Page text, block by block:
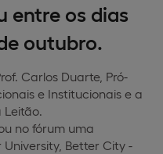
entre os dias
outubro.
Carlos Duarte, Pró-
e Institucionais e a
Leitão.
no fórum uma
Better City -